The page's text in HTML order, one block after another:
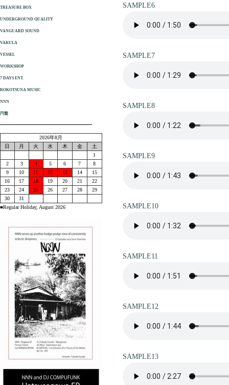
SAMPLE6
SAMPLE7
SAMPLE8
SAMPLE9
SAMPLE10
SAMPLE11
SAMPLE12
SAMPLE13
TREASURE BOX
UNDERGROUND QUALITY
VANGUARD SOUND
VAKULA
VESSEL
WORKSHOP
7 DAYS ENT.
ROKOTSUNA MUSIC
NNN
円盤
2026年8月
日
月 火 水 木 金
土
1
2
3 4 5 6 7
8
9
10 11 12 13 14
15
16
17 18 19 20 21
22
23
24 25 26 27 28
29
30
31
■Regular Holiday, August 2026